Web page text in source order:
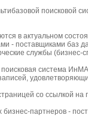
поисковой
в актуальном
- поставщиками баз
службы (бизнес-
система
со ссылкой на
партнеров -